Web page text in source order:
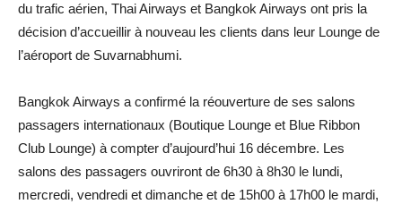
du trafic aérien, Thai Airways et Bangkok Airways ont pris la
décision d’accueillir à nouveau les clients dans leur Lounge de
l’aéroport de Suvarnabhumi.
Bangkok Airways a confirmé la réouverture de ses salons
passagers internationaux (Boutique Lounge et Blue Ribbon
Club Lounge) à compter d’aujourd’hui 16 décembre. Les
salons des passagers ouvriront de 6h30 à 8h30 le lundi,
mercredi, vendredi et dimanche et de 15h00 à 17h00 le mardi,